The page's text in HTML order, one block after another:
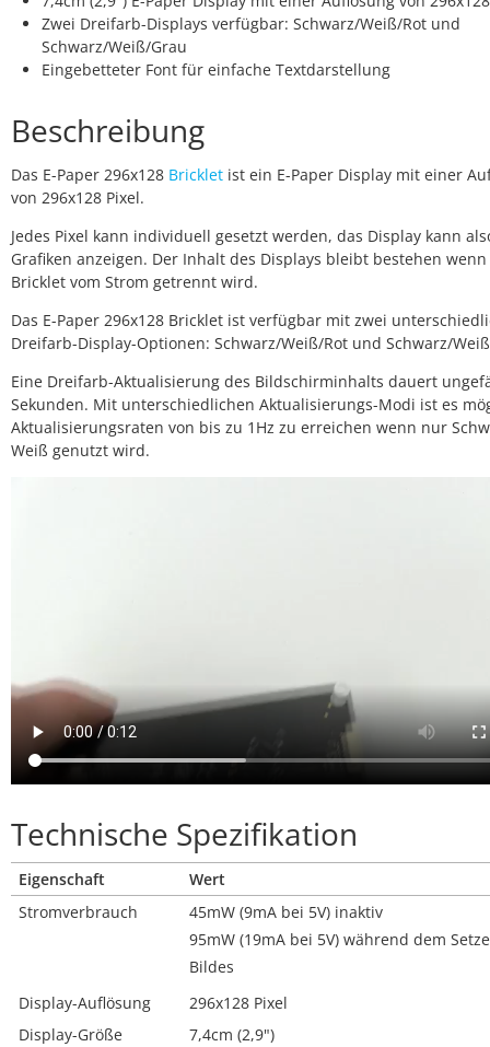
Zwei Dreifarb-Displays verfügbar: Schwarz/Weiß/Rot und
Schwarz/Weiß/Grau
Eingebetteter Font für einfache Textdarstellung
Beschreibung
Das E-Paper 296x128 Bricklet ist ein E-Paper Display mit einer
von 296x128 Pixel.
Jedes Pixel kann individuell gesetzt werden, das Display kann
Grafiken anzeigen. Der Inhalt des Displays bleibt bestehen wenn
Bricklet vom Strom getrennt wird.
Das E-Paper 296x128 Bricklet ist verfügbar mit zwei
Dreifarb-Display-Optionen: Schwarz/Weiß/Rot und Schwarz/
Eine Dreifarb-Aktualisierung des Bildschirminhalts dauert
Sekunden. Mit unterschiedlichen Aktualisierungs-Modi ist es
Aktualisierungsraten von bis zu 1Hz zu erreichen wenn nur
Weiß genutzt wird.
Technische Spezifikation
Eigenschaft
Wert
Stromverbrauch
45mW (9mA bei 5V) inaktiv
95mW (19mA bei 5V) während dem
Bildes
Display-Auflösung
296x128 Pixel
Display-Größe
7,4cm (2,9")